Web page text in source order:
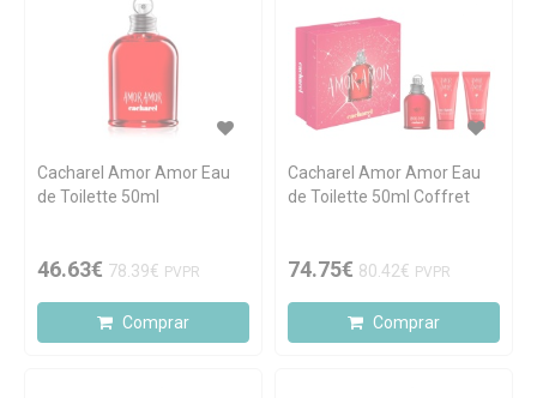
Cacharel Amor Amor Eau
de Toilette 50ml
46.63€ 78.39€ PVPR
Comprar
Cacharel Amor Amor Eau
de Toilette 50ml Coffret
74.75€ 80.42€ PVPR
Comprar